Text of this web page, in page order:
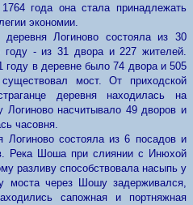
года она стала принадлежать
экономии.
Логиново состояла из 30
- из 31 двора и 227 жителей.
году в деревне было 74 двора и 505
мост. От приходской
деревня находилась на
Логиново насчитывало 49 дворов и
часовня.
Логиново состояла из 6 посадов и
Река Шоша при слиянии с Инюхой
разливу способствовала насыпь у
моста через Шошу задерживался,
сапожная и портняжная